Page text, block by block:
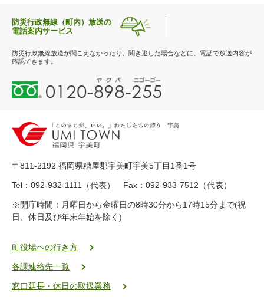
防災行政無線（町内）放送の
電話案内サービス
防災行政無線放送が聞こえなかったり、聞き逃した場合などに、電話で放送内容が
確認できます。
0
1
-
8
-
5
5
ク
二
ゴ
〒811-2192 福岡県糟屋郡宇美町宇美5丁目1番1号
Tel：092-932-1111（代表） Fax：092-933-7512（代表）
※開庁時間：月曜日から金曜日の8時30分から17時15分まで(祝
日、休日及び年末年始を除く)
町役場への行き方
各課連絡先一覧
窓口延長・休日の取扱業務